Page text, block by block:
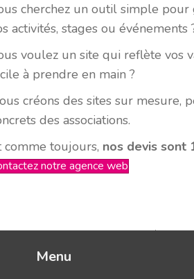
cherchez un outil simple
activités, stages ou événements
voulez un site qui reflète vos
à prendre en main ?
créons des sites sur mesure,
des associations.
comme toujours, nos devis sont
notre agence web
Menu